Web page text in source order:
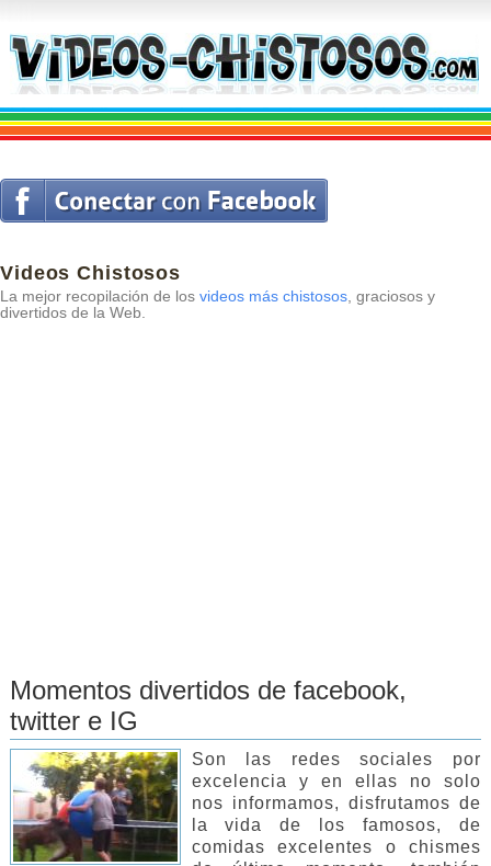
Videos Chistosos
La mejor recopilación de los videos más chistosos, graciosos y
divertidos de la Web.
Momentos divertidos de facebook,
twitter e IG
Son las redes sociales por
excelencia y en ellas no solo
nos informamos, disfrutamos de
la vida de los famosos, de
comidas excelentes o chismes